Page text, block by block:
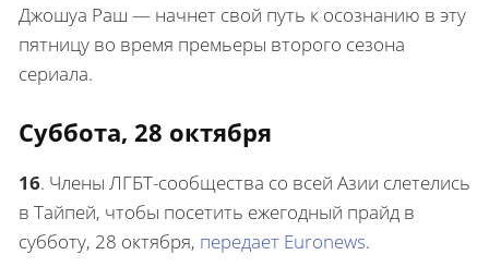
Джошуа Раш — начнет свой путь к осознанию в эту
пятницу во время премьеры второго сезона
сериала.
Суббота, 28 октября
16. Члены ЛГБТ-сообщества со всей Азии слетелись
в Тайпей, чтобы посетить ежегодный прайд в
субботу, 28 октября, передает Euronews.